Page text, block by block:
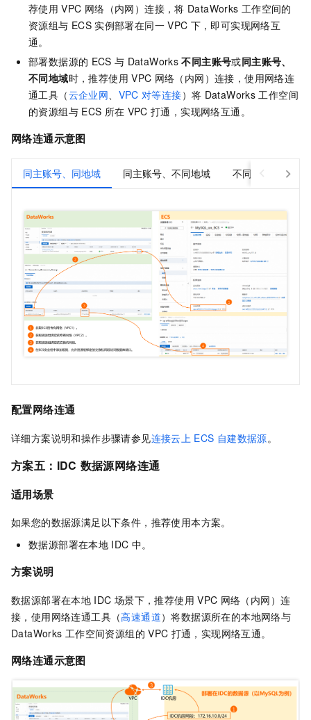
荐使用 VPC 网络（内网）连接，将 DataWorks 工作空间的
资源组与 ECS 实例部署在同一 VPC 下，即可实现网络互
通。
部署数据源的 ECS 与 DataWorks 不同主账号或同主账号、
不同地域时，推荐使用 VPC 网络（内网）连接，使用网络连
通工具（云企业网 VPC 对等连接）将 DataWorks 工作空间
的资源组与 ECS 所在 VPC 打通，实现网络互通。
网络连通示意图
同主账号、同地域 同主账号、不同地域 不同主账号
配置网络连通
详细方案说明和操作步骤请参见连接云上 ECS 自建数据源。
方案五：IDC 数据源网络连通
适用场景
如果您的数据源满足以下条件，推荐使用本方案。
数据源部署在本地 IDC 中。
方案说明
数据源部署在本地 IDC 场景下，推荐使用 VPC 网络（内网）连
接，使用网络连通工具（高速通道）将数据源所在的本地网络与
DataWorks 工作空间资源组的 VPC 打通，实现网络互通。
网络连通示意图